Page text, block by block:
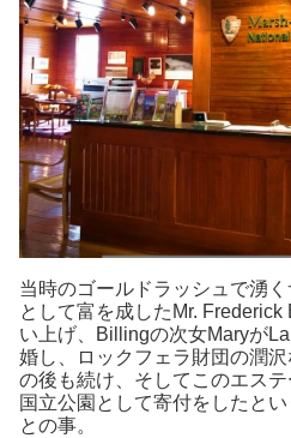
当時のゴールドラッシュで湧
として富を成したMr.
い上げ、Billingの次女Maryが
婚し、ロックフェラ財団の潤
の後も続け、そしてこのエス
国立公園として寄付をしたと
との事。